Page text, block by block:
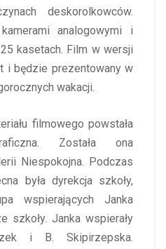
deskorolkowców.
analogowymi i
kasetach. Film w wersji
i będzie prezentowany w
wakacji.
filmowego powstała
Została ona
Niespokojna. Podczas
była dyrekcja szkoły,
wspierających Janka
szkoły. Janka wspierały
i B. Skipirzepska.